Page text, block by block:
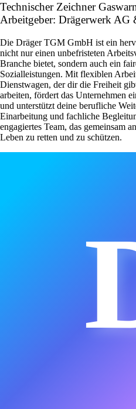
Technischer Zeichner
Arbeitgeber: Drägerwerk AG
Die Dräger TGM GmbH ist ein
nicht nur einen unbefristeten
Branche bietet, sondern auch ein
Sozialleistungen. Mit flexiblen
Dienstwagen, der dir die Freiheit
arbeiten, fördert das Unternehmen
und unterstützt deine berufliche
Einarbeitung und fachliche
engagiertes Team, das gemeinsam
Leben zu retten und zu schützen.